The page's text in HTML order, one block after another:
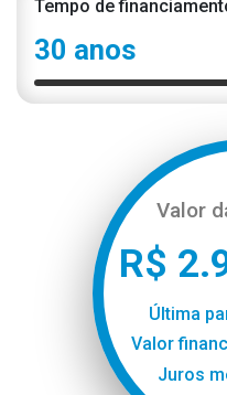
Tempo de
30 anos
Valor
R$
Última
Valor
Juros